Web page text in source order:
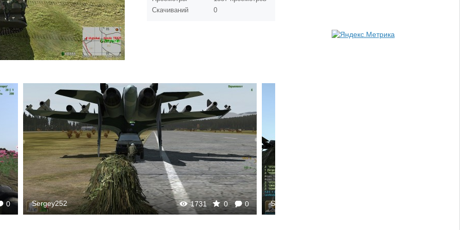
Скачиваний
0
0 1731 0 0
Sergey252 Sergey252